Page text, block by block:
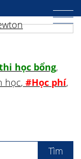
học bổng,
học, #Học phí,